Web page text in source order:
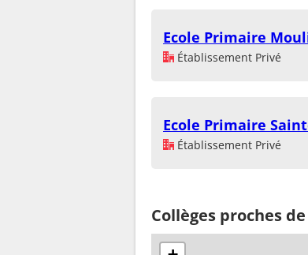
Ecole Primaire
Établissement Privé
Ecole Primaire
Établissement Privé
Collèges proches